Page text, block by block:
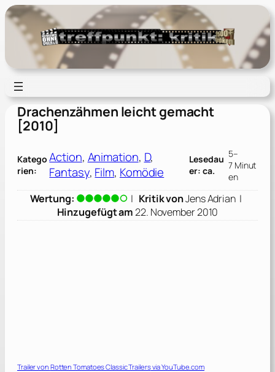
Zum
Inhalt
springen
Drachenzähmen leicht gemacht
[2010]
Katego
rien:
Action, Animation, D
Fantasy, Film, Komödie
Lesedau
er: ca.
5–
7 Minut
en
Wertung: | Kritik vonJens Adrian|
Hinzugefügt am22. November 2010
Trailer von Rotten Tomatoes Classic Trailersvia YouTube.com